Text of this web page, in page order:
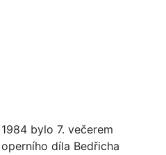
bylo 7. večerem
díla Bedřicha